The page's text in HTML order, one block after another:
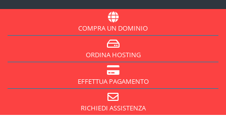
COMPRA UN DOMINIO
ORDINA HOSTING
EFFETTUA PAGAMENTO
RICHIEDI ASSISTENZA